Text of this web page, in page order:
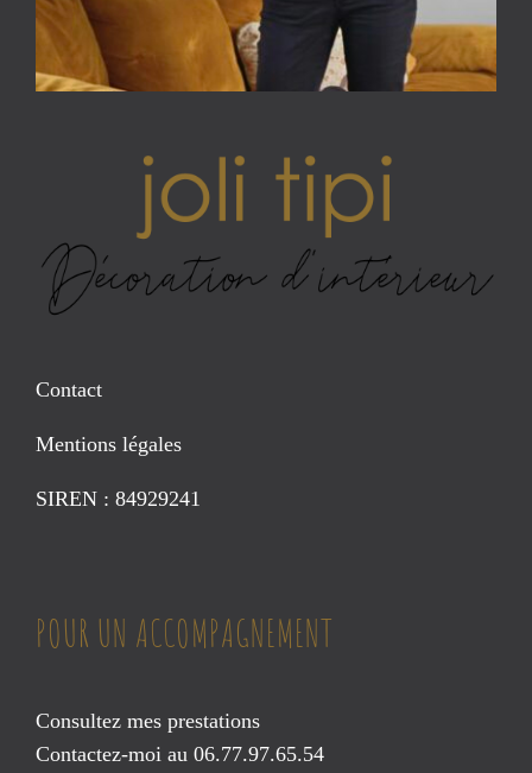
Contact
Mentions légales
SIREN : 84929241
POUR UN ACCOMPAGNEMENT
Consultez mes prestations
Contactez-moi au 06.77.97.65.54